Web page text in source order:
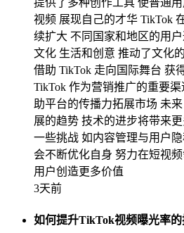
视频 展现自己的才华 TikTok
续扩大 不同国家和地区的用
文化 生活和创意 推动了文化
借助 TikTok 走向国际舞台 获
TikTok 作为营销推广的重要
助平台的传播力拓展市场 未
展的趋势 技术的进步将带来
一些挑战 如内容管理与用户
会不断优化自身 努力在短视
用户创造更多价值
3天前
如何提升TikTok视频曝光率